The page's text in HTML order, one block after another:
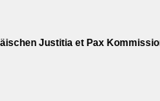
Justitia et Pax